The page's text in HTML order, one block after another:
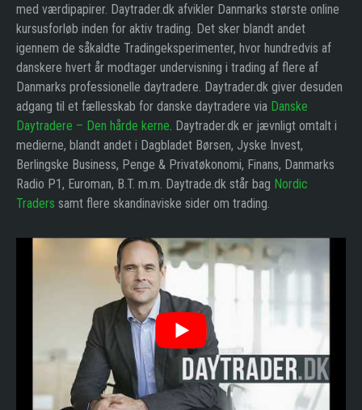
med værdipapirer. Daytrader.dk afvikler Danmarks største online
kursusforløb inden for aktiv trading. Det sker blandt andet
igennem de såkaldte Tradingeksperimenter, hvor hundredvis af
danskere hvert år modtager undervisning i trading af flere af
Danmarks professionelle daytradere. Daytrader.dk giver desuden
adgang til et fællesskab for danske daytradere via Danske
Daytradere – Den hårde kerne. Daytrader.dk er jævnligt omtalt i
medierne, blandt andet i Dagbladet Børsen, Jyske Invest,
Berlingske Business, Penge & Privatøkonomi, Finans, Danmarks
Radio P1, Euroman, B.T. m.m. Daytrade.dk står bag Nordic
Traders samt flere skandinaviske sider om trading.